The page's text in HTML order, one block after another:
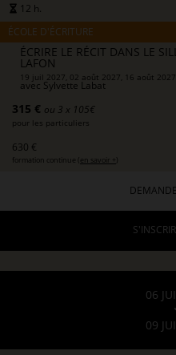
12 h.
ÉCOLE D'ÉCRITURE
ÉCRIRE LE RÉCIT DANS LE
LAFON
19 juil 2027, 02 août 2027, 16 août 2027
avec Sylvette Labat
315 € ou 3 x 105€
pour les particuliers
630 €
formation continue ( en savoir + )
06
09